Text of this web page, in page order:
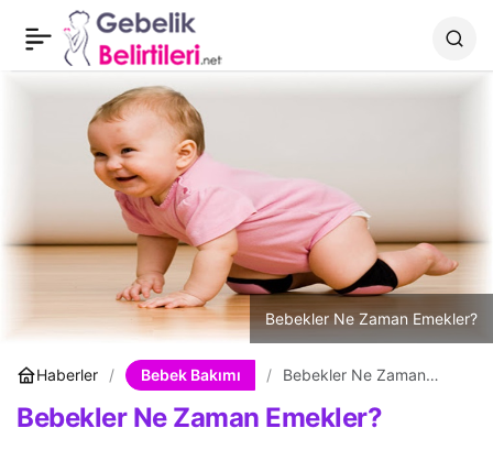
Bebekler Ne Zaman Emekler?
Haberler Bebek Bakımı
Bebekler Ne Zaman
Bebekler Ne Zaman Emekler?
Anne Sütü Saklama
Koşulları ve Süresi
Paylaş